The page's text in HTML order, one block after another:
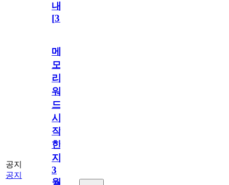
내
[31
공지
공지
메
모
리
워
드
시
작
한
지
3
월